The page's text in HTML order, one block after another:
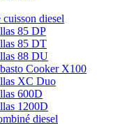
cuisson diesel
85 DP
85 DT
88 DU
Cooker X100
XC Duo
600D
1200D
diesel